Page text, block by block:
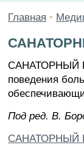
Главная •
САНАТОРНЫЙ
поведения
Пoд peд. B.
САНАТОРНЫЙ